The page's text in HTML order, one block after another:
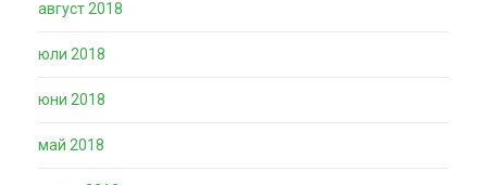
август 2018
юли 2018
юни 2018
май 2018